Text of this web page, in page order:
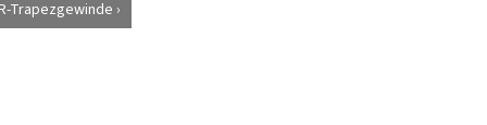
Trapezgewinde